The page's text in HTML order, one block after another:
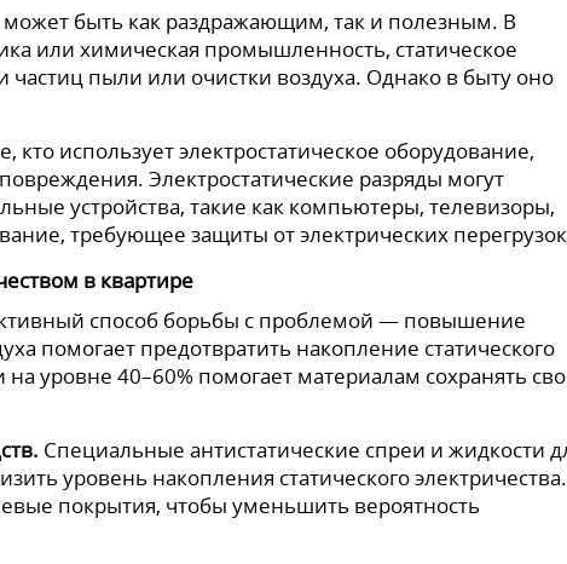
может быть как раздражающим, так и полезным. В
или химическая промышленность, статическое
частиц пыли или очистки воздуха. Однако в быту оно
кто использует электростатическое оборудование,
Электростатические разряды могут
устройства, такие как компьютеры, телевизоры,
требующее защиты от электрических
в квартире
способ борьбы с проблемой — повышение
помогает предотвратить накопление статического
уровне 40–60% помогает материалам сохранять
Специальные антистатические спреи и жидкости
уровень накопления статического электричества.
покрытия, чтобы уменьшить вероятность